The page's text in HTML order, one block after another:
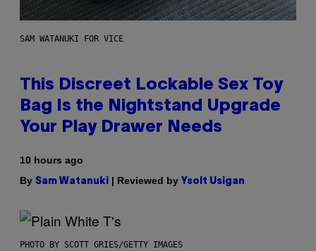
SAM WATANUKI FOR VICE
This Discreet Lockable Sex Toy
Bag Is the Nightstand Upgrade
Your Play Drawer Needs
10 hours ago
By Sam Watanuki | Reviewed by Ysolt Usigan
PHOTO BY SCOTT GRIES/GETTY IMAGES